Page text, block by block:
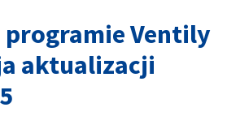
programie Ventily
aktualizacji